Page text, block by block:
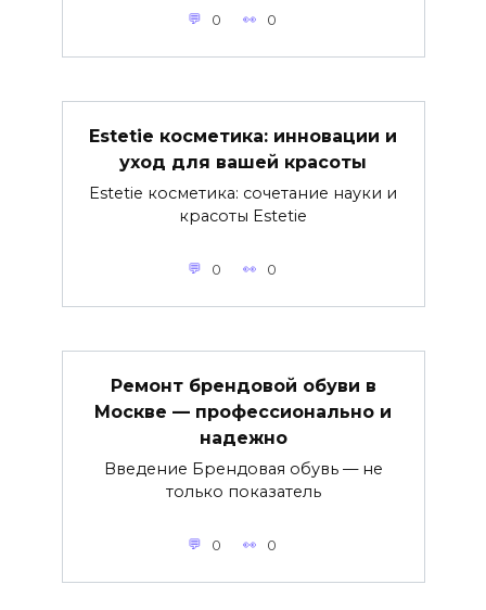
0 0
Estetie косметика: инновации и
уход для вашей красоты
Estetie косметика: сочетание науки и
красоты Estetie
0 0
Ремонт брендовой обуви в
Москве — профессионально и
надежно
Введение Брендовая обувь — не
только показатель
0 0